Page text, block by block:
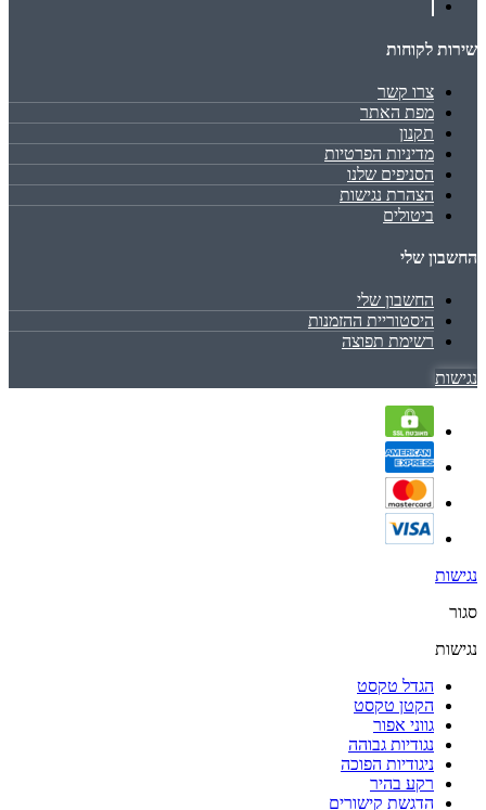
שירות לקוחות
צרו קשר
מפת האתר
תקנון
מדיניות הפרטיות
הסניפים שלנו
הצהרת נגישות
ביטולים
החשבון שלי
החשבון שלי
היסטוריית ההזמנות
רשימת תפוצה
נגישות
נגישות
סגור
נגישות
הגדל טקסט
הקטן טקסט
גווני אפור
נגודיות גבוהה
ניגודיות הפוכה
רקע בהיר
הדגשת קישורים